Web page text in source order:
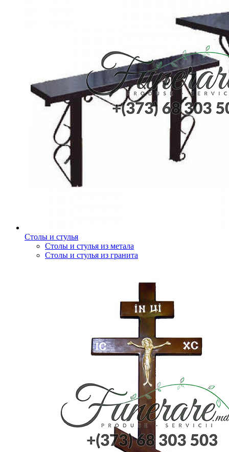
Столы и стулья
Столы и стулья из метала
Столы и стулья из гранита